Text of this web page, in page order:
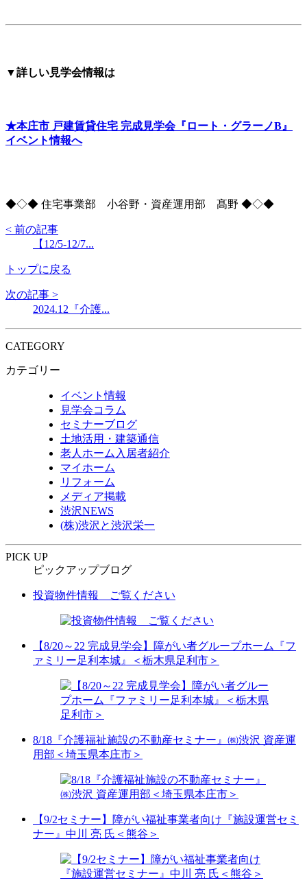
▼詳しい見学会情報は
★本庄市 戸建賃貸住宅 完成見学会『ロート・グラーノB』
イベント情報へ
◆◇◆ 住宅事業部 小谷野・資産運用部 髙野 ◆◇◆
< 前の記事
【12/5-12/7...
トップに戻る
次の記事 >
2024.12『介護...
CATEGORY
カテゴリー
イベント情報
見学会コラム
セミナーブログ
土地活用・建築通信
老人ホーム入居者紹介
マイホーム
リフォーム
メディア掲載
渋沢NEWS
(株)渋沢と渋沢栄一
PICK UP
ピックアップブログ
投資物件情報 ご覧ください
【8/20～22 完成見学会】障がい者グループホーム『フ
ァミリー足利本城』＜栃木県足利市＞
8/18『介護福祉施設の不動産セミナー』㈱渋沢 資産運
用部＜埼玉県本庄市＞
【9/2セミナー】障がい福祉事業者向け『施設運営セミ
ナー』中川 亮 氏＜熊谷＞